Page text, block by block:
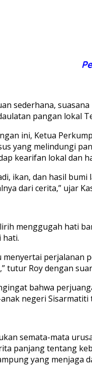
sederhana,
pangan lokal
ini, Ketua
yang melindungi
kearifan lokal dan
ikan, dan hasil
dari cerita,” ujar
menggugah hati
hati.
tutur Roy dengan
bahwa
negeri Sisarmatiti
semata-mata
panjang tentang
yang menjaga